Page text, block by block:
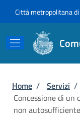
Città metropolitana
Briciole
Home / Servizi /
Concessione di
non autosufficiente